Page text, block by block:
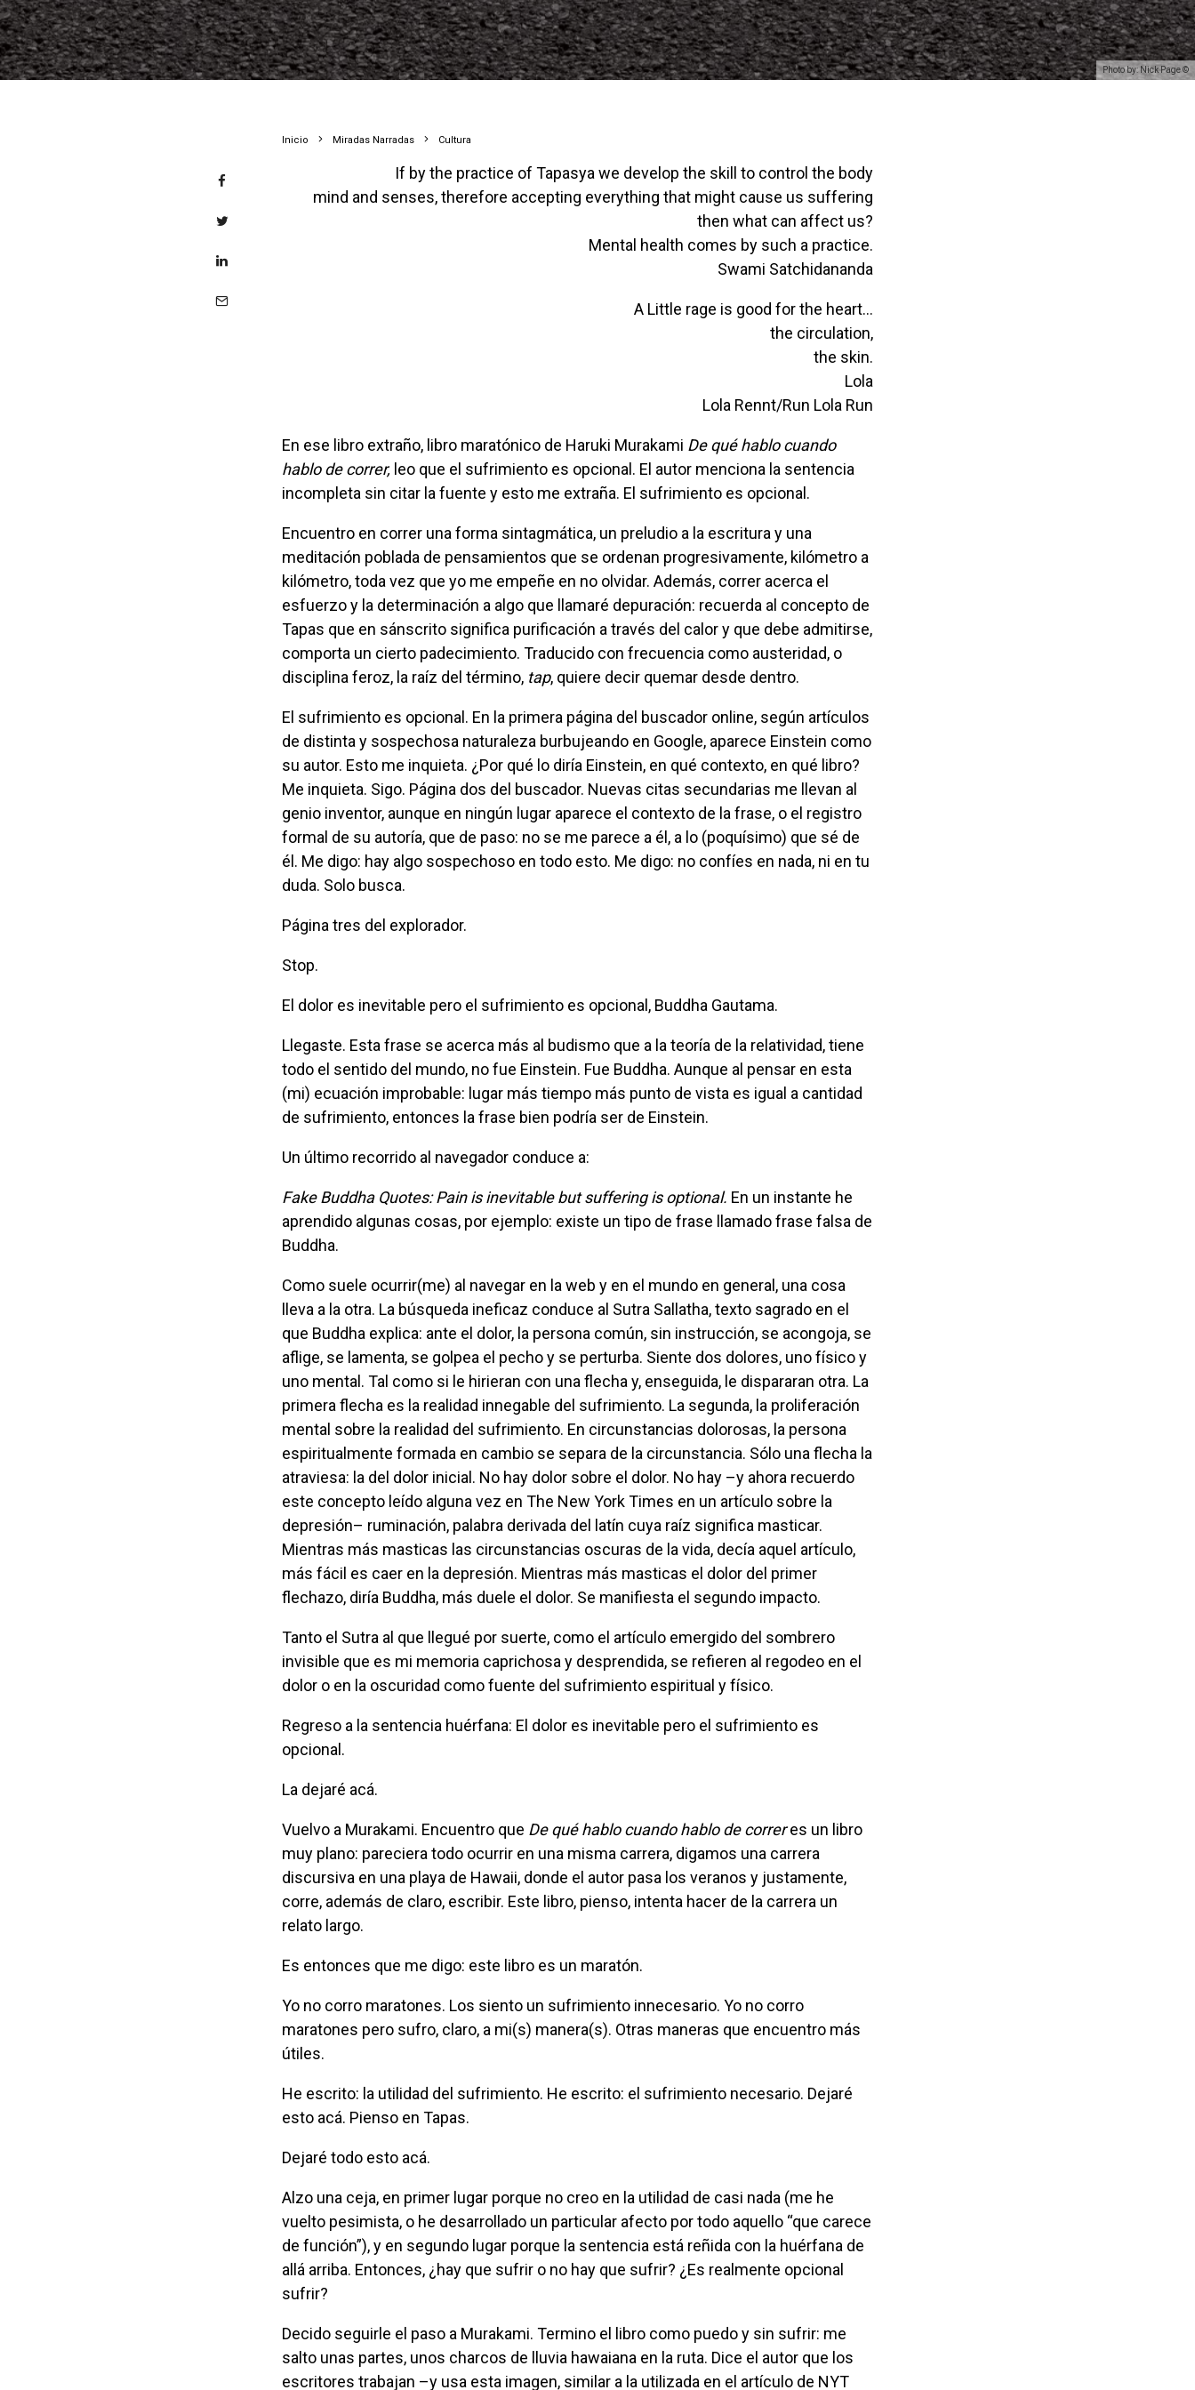
Photo by: Nick Page ©
Inicio Miradas Narradas Cultura
If by the practice of Tapasya we develop the skill to control the body
mind and senses, therefore accepting everything that might cause us suffering
then what can affect us?
Mental health comes by such a practice.
Swami Satchidananda
A Little rage is good for the heart…
the circulation,
the skin.
Lola
Lola Rennt/Run Lola Run
En ese libro extraño, libro maratónico de Haruki Murakami De qué hablo cuando
hablo de correr, leo que el sufrimiento es opcional. El autor menciona la sentencia
incompleta sin citar la fuente y esto me extraña. El sufrimiento es opcional.
Encuentro en correr una forma sintagmática, un preludio a la escritura y una
meditación poblada de pensamientos que se ordenan progresivamente, kilómetro a
kilómetro, toda vez que yo me empeñe en no olvidar. Además, correr acerca el
esfuerzo y la determinación a algo que llamaré depuración: recuerda al concepto de
Tapas que en sánscrito significa purificación a través del calor y que debe admitirse,
comporta un cierto padecimiento. Traducido con frecuencia como austeridad, o
disciplina feroz, la raíz del término, tap, quiere decir quemar desde dentro.
El sufrimiento es opcional. En la primera página del buscador online, según artículos
de distinta y sospechosa naturaleza burbujeando en Google, aparece Einstein como
su autor. Esto me inquieta. ¿Por qué lo diría Einstein, en qué contexto, en qué libro?
Me inquieta. Sigo. Página dos del buscador. Nuevas citas secundarias me llevan al
genio inventor, aunque en ningún lugar aparece el contexto de la frase, o el registro
formal de su autoría, que de paso: no se me parece a él, a lo (poquísimo) que sé de
él. Me digo: hay algo sospechoso en todo esto. Me digo: no confíes en nada, ni en tu
duda. Solo busca.
Página tres del explorador.
Stop.
El dolor es inevitable pero el sufrimiento es opcional, Buddha Gautama.
Llegaste. Esta frase se acerca más al budismo que a la teoría de la relatividad, tiene
todo el sentido del mundo, no fue Einstein. Fue Buddha. Aunque al pensar en esta
(mi) ecuación improbable: lugar más tiempo más punto de vista es igual a cantidad
de sufrimiento, entonces la frase bien podría ser de Einstein.
Un último recorrido al navegador conduce a:
Fake Buddha Quotes: Pain is inevitable but suffering is optional. En un instante he
aprendido algunas cosas, por ejemplo: existe un tipo de frase llamado frase falsa de
Buddha.
Como suele ocurrir(me) al navegar en la web y en el mundo en general, una cosa
lleva a la otra. La búsqueda ineficaz conduce al Sutra Sallatha, texto sagrado en el
que Buddha explica: ante el dolor, la persona común, sin instrucción, se acongoja, se
aflige, se lamenta, se golpea el pecho y se perturba. Siente dos dolores, uno físico y
uno mental. Tal como si le hirieran con una flecha y, enseguida, le dispararan otra. La
primera flecha es la realidad innegable del sufrimiento. La segunda, la proliferación
mental sobre la realidad del sufrimiento. En circunstancias dolorosas, la persona
espiritualmente formada en cambio se separa de la circunstancia. Sólo una flecha la
atraviesa: la del dolor inicial. No hay dolor sobre el dolor. No hay –y ahora recuerdo
este concepto leído alguna vez en The New York Times en un artículo sobre la
depresión– ruminación, palabra derivada del latín cuya raíz significa masticar.
Mientras más masticas las circunstancias oscuras de la vida, decía aquel artículo,
más fácil es caer en la depresión. Mientras más masticas el dolor del primer
flechazo, diría Buddha, más duele el dolor. Se manifiesta el segundo impacto.
Tanto el Sutra al que llegué por suerte, como el artículo emergido del sombrero
invisible que es mi memoria caprichosa y desprendida, se refieren al regodeo en el
dolor o en la oscuridad como fuente del sufrimiento espiritual y físico.
Regreso a la sentencia huérfana: El dolor es inevitable pero el sufrimiento es
opcional.
La dejaré acá.
Vuelvo a Murakami. Encuentro que De qué hablo cuando hablo de correres un libro
muy plano: pareciera todo ocurrir en una misma carrera, digamos una carrera
discursiva en una playa de Hawaii, donde el autor pasa los veranos y justamente,
corre, además de claro, escribir. Este libro, pienso, intenta hacer de la carrera un
relato largo.
Es entonces que me digo: este libro es un maratón.
Yo no corro maratones. Los siento un sufrimiento innecesario. Yo no corro
maratones pero sufro, claro, a mi(s) manera(s). Otras maneras que encuentro más
útiles.
He escrito: la utilidad del sufrimiento. He escrito: el sufrimiento necesario. Dejaré
esto acá. Pienso en Tapas.
Dejaré todo esto acá.
Alzo una ceja, en primer lugar porque no creo en la utilidad de casi nada (me he
vuelto pesimista, o he desarrollado un particular afecto por todo aquello “que carece
de función”), y en segundo lugar porque la sentencia está reñida con la huérfana de
allá arriba. Entonces, ¿hay que sufrir o no hay que sufrir? ¿Es realmente opcional
sufrir?
Decido seguirle el paso a Murakami. Termino el libro como puedo y sin sufrir: me
salto unas partes, unos charcos de lluvia hawaiana en la ruta. Dice el autor que los
escritores trabajan –y usa esta imagen, similar a la utilizada en el artículo de NYT